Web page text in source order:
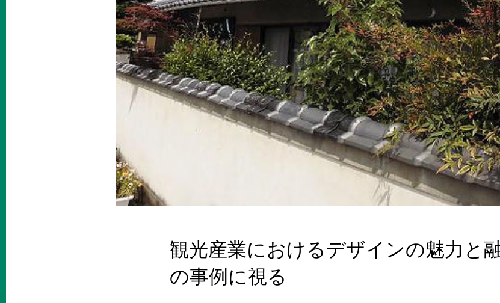
観光産業におけるデザインの魅力と
の事例に視る